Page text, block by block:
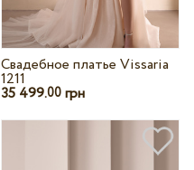
Свадебное платье Vissaria
1211
35 499.00 грн